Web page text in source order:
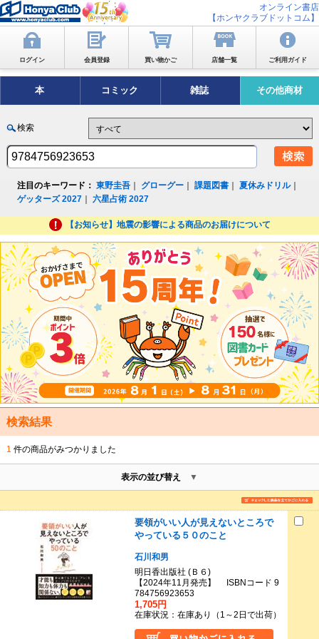
オンライン書店
【ホンヤクラブドットコム】
ログイン 会員登録 買い物かご 店舗一覧 ご利用ガイド
本 コミック 雑誌 その他商材
検索
注目のキーワード： 東野圭吾 グローグー ｜課題図書 ｜夏休みドリル｜
ゲッターズ 2027 ｜六星占術 2027
【お知らせ】地震の影響による商品のお届けについて
検索結果
1 件の商品がみつかりました
表示の並び替え
要領がいい人が見えないところで
やっている５０のこと
石川和男
明日香出版社 (Ｂ６)
【2024年11月発売】 ISBNコード 9
784756923653
1,705円
在庫状況：在庫あり（1～2日で出荷）